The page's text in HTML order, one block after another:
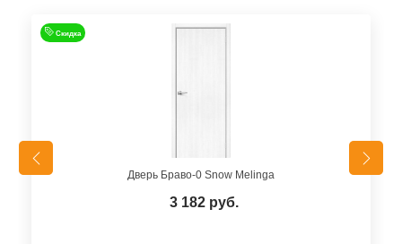
Скидка
Дверь Браво-0 Snow Melinga
3 182 руб.